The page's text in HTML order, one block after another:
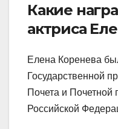
Какие
актриса
Елена Коренева
Государственной
Почета и Почетной
Российской